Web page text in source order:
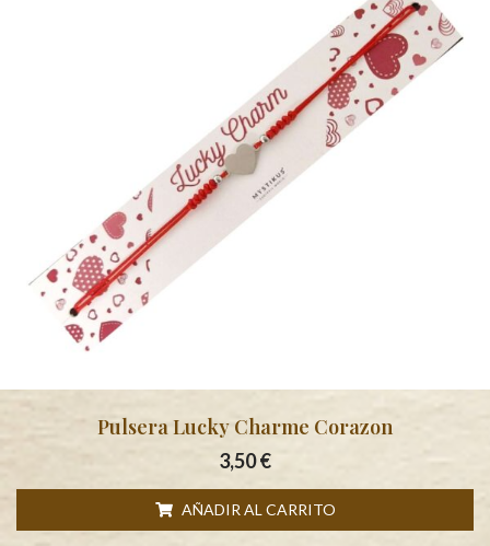
Pulsera Lucky Charme Corazon
3,50€
AÑADIR AL CARRITO